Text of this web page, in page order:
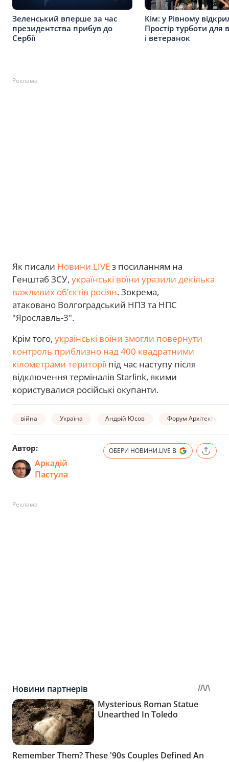
Зеленський вперше за час
президентства прибув до
Сербії
Кім: у Рівному
Простір турботи для
і ветеранок
Реклама
Як писали Новини.LIVEз посиланням на
Генштаб ЗСУ, українські воїни уразили декілька
важливих обʼєктів росіян. Зокрема,
атаковано Волгоградський НПЗ та НПС
"Ярославль-3".
Крім того, українські воїни змогли повернути
контроль приблизно над 400 квадратними
кілометрами територіїпід час наступу після
відключення терміналів Starlink, якими
користувалися російські окупанти.
війна Україна Андрій Юсов Форум Архітектура
Автор:
Аркадій
Пастула
ОБЕРИ НОВИНИ.LIVE В
Реклама